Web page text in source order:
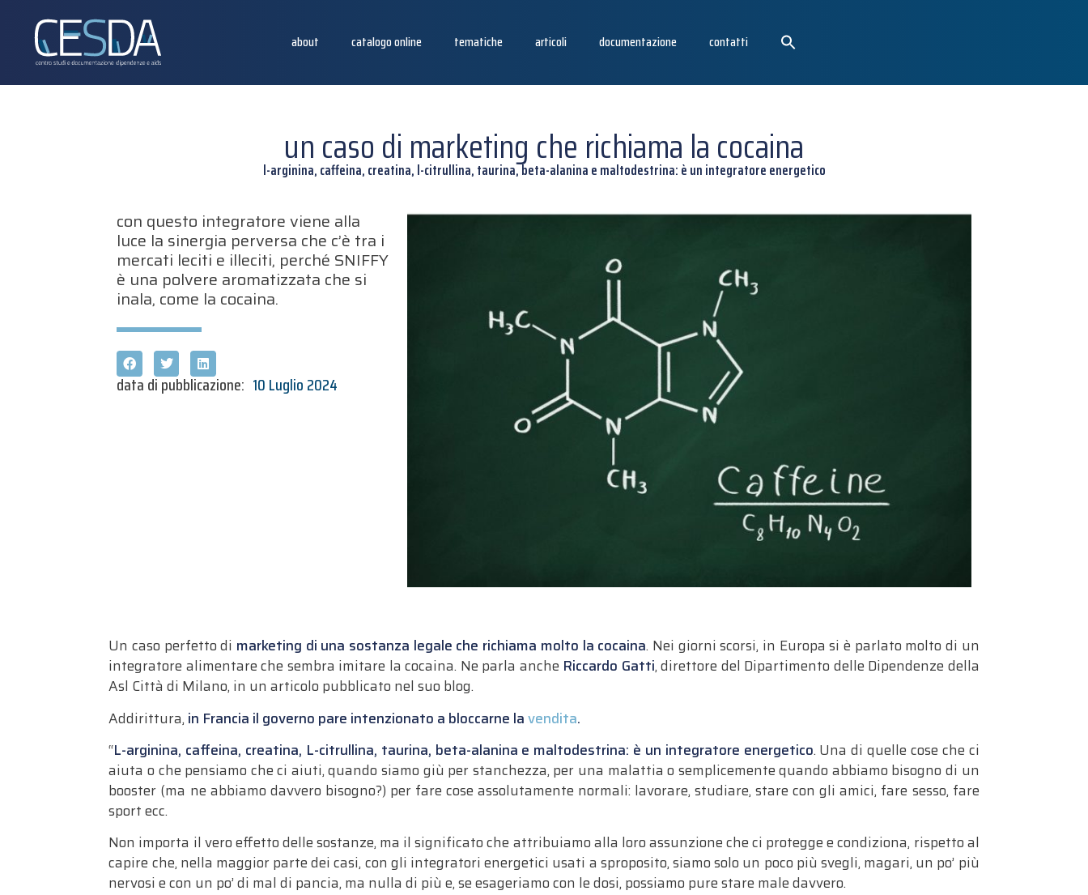
about catalogo online tematiche articoli documentazione contatti
un caso di marketing che richiama la cocaina
l-arginina, caffeina, creatina, l-citrullina, taurina, beta-alanina e maltodestrina: è un integratore energetico
con questo integratore viene alla
luce la sinergia perversa che c’è tra i
mercati leciti e illeciti, perché SNIFFY
è una polvere aromatizzata che si
inala, come la cocaina.
data di pubblicazione: 10 Luglio 2024
Un caso perfetto di marketing di una sostanza legale che richiama molto la cocaina. Nei giorni scorsi, in Europa si è parlato molto di un
integratore alimentare che sembra imitare la cocaina. Ne parla anche Riccardo Gatti, direttore del Dipartimento delle Dipendenze della
Asl Città di Milano, in un articolo pubblicato nel suo blog.
Addirittura, in Francia il governo pare intenzionato a bloccarne lavendita.
“L-arginina, caffeina, creatina, L-citrullina, taurina, beta-alanina e maltodestrina: è un integratore energetico. Una di quelle cose che ci
aiuta o che pensiamo che ci aiuti, quando siamo giù per stanchezza, per una malattia o semplicemente quando abbiamo bisogno di un
booster (ma ne abbiamo davvero bisogno?) per fare cose assolutamente normali: lavorare, studiare, stare con gli amici, fare sesso, fare
sport ecc.
Non importa il vero effetto delle sostanze, ma il significato che attribuiamo alla loro assunzione che ci protegge e condiziona, rispetto al
capire che, nella maggior parte dei casi, con gli integratori energetici usati a sproposito, siamo solo un poco più svegli, magari, un po’ più
nervosi e con un po’ di mal di pancia, ma nulla di più e, se esageriamo con le dosi, possiamo pure stare male davvero.